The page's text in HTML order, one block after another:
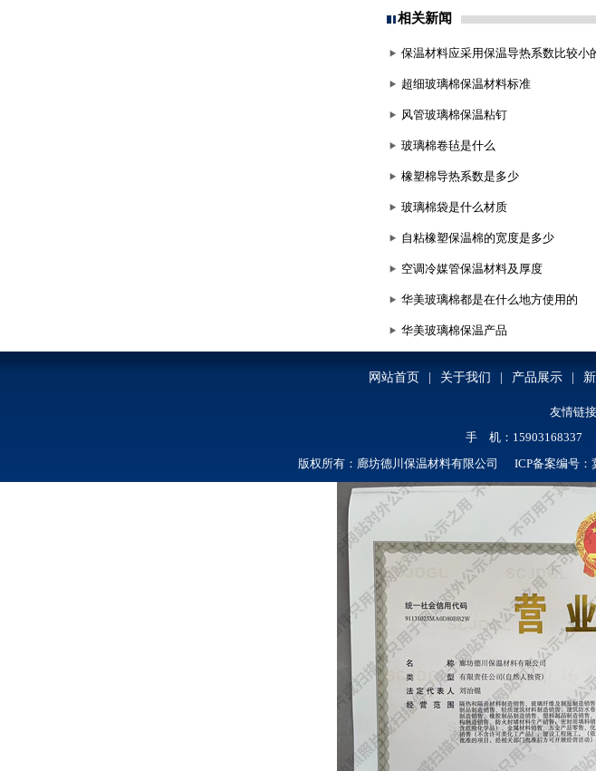
相关新闻
保温材料应采用保温导热系数比较小
超细玻璃棉保温材料标准
风管玻璃棉保温粘钉
玻璃棉卷毡是什么
橡塑棉导热系数是多少
玻璃棉袋是什么材质
自粘橡塑保温棉的宽度是多少
空调冷媒管保温材料及厚度
华美玻璃棉都是在什么地方使用的
华美玻璃棉保温产品
网站首页 关于我们 产品展示
友情链接
手 机：15903168337
版权所有：廊坊德川保温材料有限公司 ICP备案编号：